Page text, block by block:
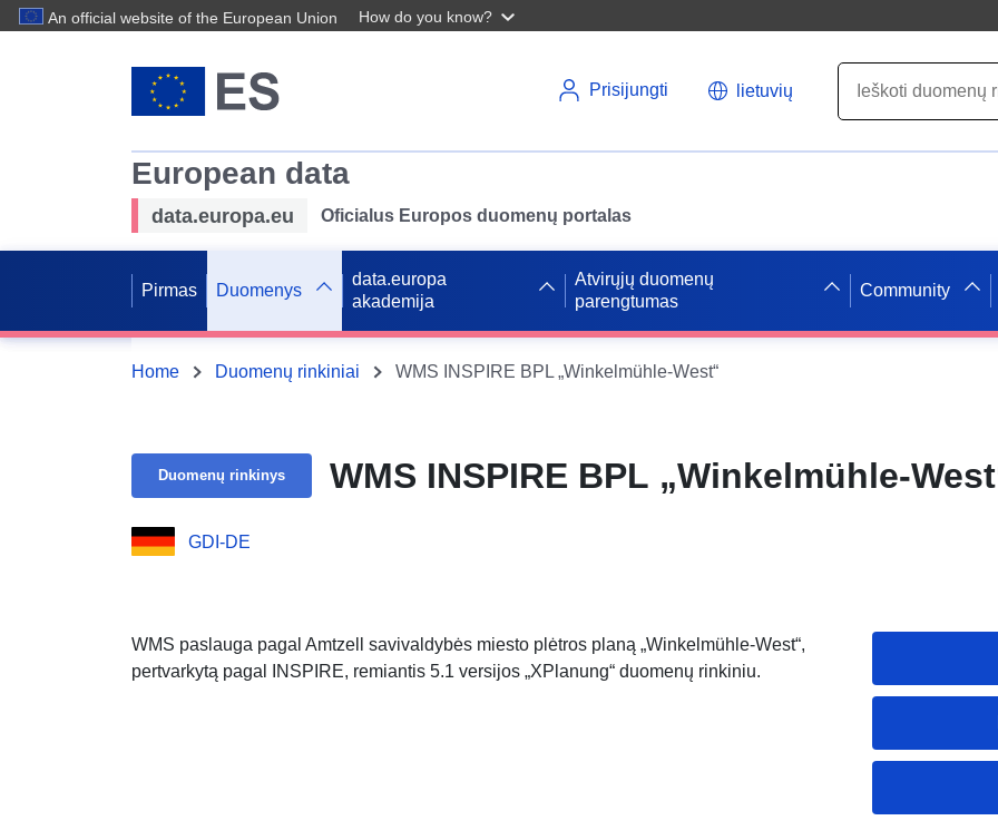
An official website of the European Union How do you know?
Prisijungti lietuvių
European data
data.europa.eu Oficialus Europos duomenų portalas
Pirmas Duomenys
data.europa
akademija
Atvirųjų duomenų
parengtumas
Community
Home Duomenų rinkiniai WMS INSPIRE BPL „Winkelmühle-West“
Duomenų rinkinys WMS INSPIRE BPL „Winkelmühle-
GDI-DE
WMS paslauga pagal Amtzell savivaldybės miesto plėtros planą „Winkelmühle-West“,
pertvarkytą pagal INSPIRE, remiantis 5.1 versijos „XPlanung“ duomenų rinkiniu.